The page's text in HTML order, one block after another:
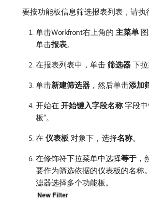
要按功能板信息筛选报表列表，请执
单击Workfront右上角的​ 主菜单
单击​报表。
在报表列表中，单击​ 筛选器 下拉
单击​新建筛选器 ，然后单击​添加
开始在​ 开始键入字段名称字段中
板”。
在​ 仪表板 ​对象下，选择​名称。
在修饰符下拉菜单中选择​等于 ，
要作为筛选依据的仪表板的名称
滤器选择多个功能板。